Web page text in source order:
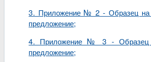
3. Приложение № 2 - Образец на
предложение;
4. Приложение № 3 - Образец
предложение;